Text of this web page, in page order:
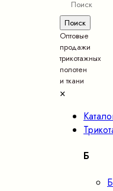
Оптовые
продажи
трикотажных
полотен
и ткани
×
Б